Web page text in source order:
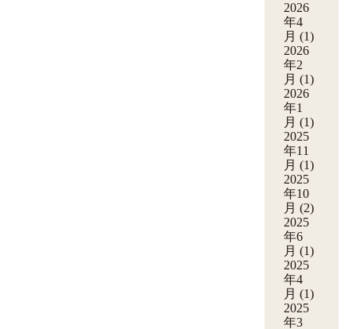
2026
年4
月 (1)
2026
年2
月 (1)
2026
年1
月 (1)
2025
年11
月 (1)
2025
年10
月 (2)
2025
年6
月 (1)
2025
年4
月 (1)
2025
年3